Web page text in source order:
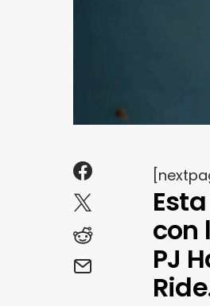
con
PJ